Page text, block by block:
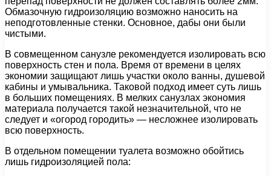
Обмазочную гидроизоляцию возможно наносить на
неподготовленные стенки. Основное, дабы они были
чистыми.
В совмещенном санузле рекомендуется изолировать всю
поверхность стен и пола. Время от времени в целях
экономии защищают лишь участки около ванны, душевой
кабины и умывальника. Таковой подход имеет суть лишь
в больших помещениях. В мелких санузлах экономия
материала получается такой незначительной, что не
следует и «огород городить» — несложнее изолировать
всю поверхность.
В отдельном помещении туалета возможно обойтись
лишь гидроизоляцией пола: